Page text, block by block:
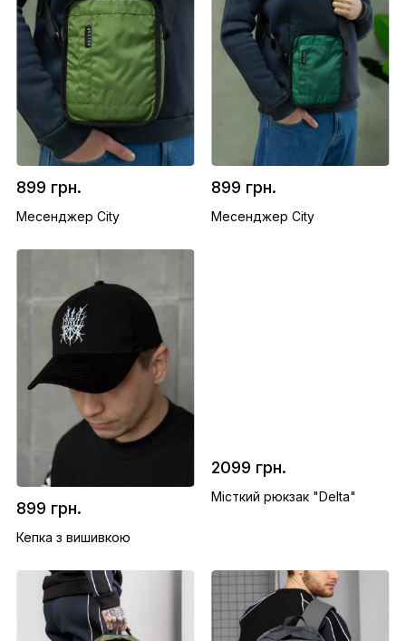
899 грн.
Месенджер City
899 грн.
Месенджер City
899 грн.
Кепка з вишивкою
2099 грн.
Місткий рюкзак "Delta"